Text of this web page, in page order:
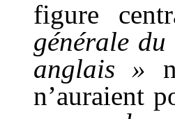
figure
générale
anglais »
n’auraient